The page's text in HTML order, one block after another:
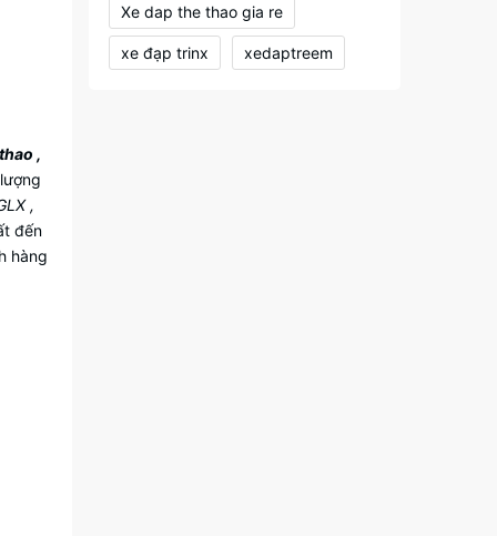
,
,
đến
hàng
Xe dap the thao gia re
xe đạp trinx xedaptreem